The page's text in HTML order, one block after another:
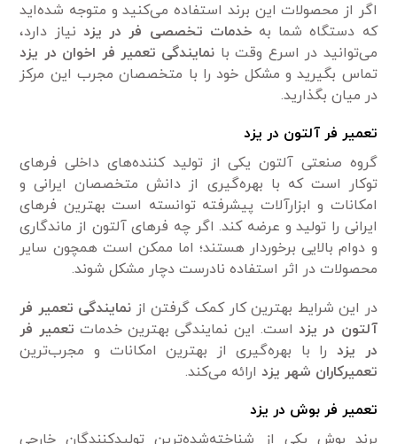
اگر از محصولات این برند استفاده می‌کنید و متوجه شده‌اید
که دستگاه شما بهخدمات تخصصی فر در یزد نیاز دارد،
می‌توانید در اسرع وقت با نمایندگی تعمیر فر اخوان در یزد
تماس بگیرید و مشکل خود را با متخصصان مجرب این مرکز
در میان بگذارید.
تعمیر فر آلتون در یزد
گروه صنعتی آلتون یکی از تولید کننده‌های داخلی فر‌های
توکار است که با بهره‌گیری از دانش متخصصان ایرانی و
امکانات و ابزارآلات پیشرفته توانسته است بهترین فر‌های
ایرانی را تولید و عرضه کند. اگر چه فر‌های آلتون از ماندگاری
و دوام بالایی برخوردار هستند؛ اما ممکن است همچون سایر
محصولات در اثر استفاده نادرست دچار مشکل شوند.
در این شرایط بهترین کار کمک گرفتن از نمایندگی تعمیر فر
آلتون در یزد است. این نمایندگی بهترین خدمات تعمیر فر
در یزد را با بهره‌گیری از بهترین امکانات و مجرب‌ترین
تعمیرکاران شهر یزد ارائه می‌کند.
تعمیر فر بوش در یزد
برند بوش یکی از شناخته‌شده‌ترین تولیدکنندگان خارجی